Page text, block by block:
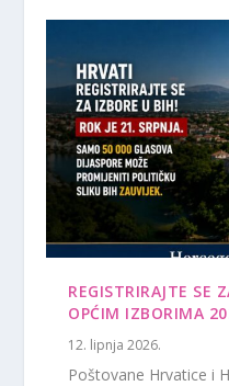
REGISTRIRAJTE SE
OPĆIM IZBORIMA
12. lipnja 2026.
Poštovane Hrvatice i